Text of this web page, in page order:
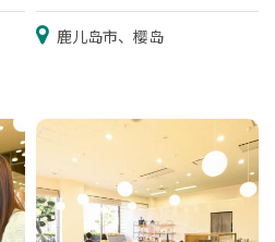
鹿儿岛市、樱岛